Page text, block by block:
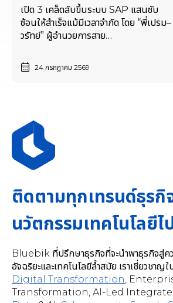
เปิด 3 เคล็ดลับขึ้นระบบ SAP แสนซับ
ซ้อนให้สำเร็จแม้มีเวลาจำกัด โดย “พี่เปรม–
วรัทย์” ผู้อำนวยการสาย
24 กรกฎาคม 2569
ติดตามทุกเทรนด์ธุรกิ
นวัตกรรมเทคโนโลยีไ
Bluebik ที่ปรึกษาธุรกิจที่จะนำพาธุรกิจสู่ค
อัจฉริยะและเทคโนโลยีล้ำสมัย เราเชี่ยวชาญ
Digital Transformation,
Transformation, AI-Led